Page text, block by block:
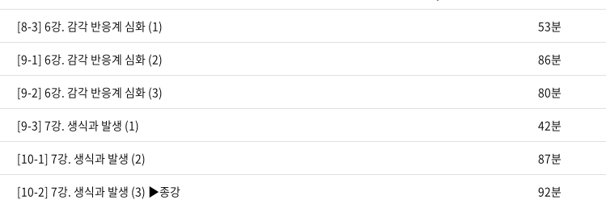
[8-3] 6강. 감각 반응계 심화 (1) 53분
[9-1] 6강. 감각 반응계 심화 (2) 86분
[9-2] 6강. 감각 반응계 심화 (3) 80분
[9-3] 7강. 생식과 발생 (1) 42분
[10-1] 7강. 생식과 발생 (2) 87분
[10-2] 7강. 생식과 발생 (3) ▶종강 92분